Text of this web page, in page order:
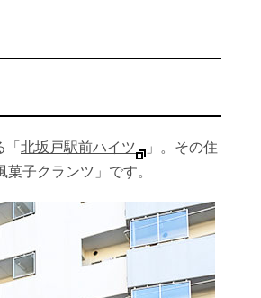
北坂戸駅前ハイツ
」。その住
子クランツ」です。